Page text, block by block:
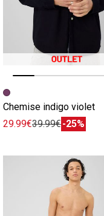
Image précédente
Image suivante
Chemise indigo violet
29.99€39.99€-25%